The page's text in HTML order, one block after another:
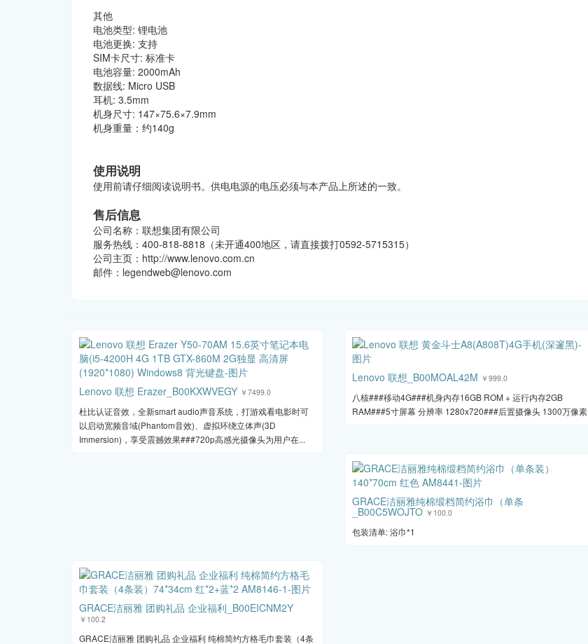
其他
电池类型: 锂电池
电池更换: 支持
SIM卡尺寸: 标准卡
电池容量: 2000mAh
数据线: Micro USB
耳机: 3.5mm
机身尺寸: 147×75.6×7.9mm
机身重量：约140g
使用说明
使用前请仔细阅读说明书。供电电源的电压必须与本产品上所述的一致。
售后信息
公司名称：联想集团有限公司
服务热线：400-818-8818（未开通400地区，请直接拨打0592-5715315）
公司主页：http://www.lenovo.com.cn
邮件：legendweb@lenovo.com
Lenovo 联想 Erazer_B00KXWVEGY ￥7499.0
杜比认证音效，全新smart audio声音系统，打游戏看电影时可
以启动宽频音域(Phantom音效)、虚拟环绕立体声(3D
Immersion)，享受震撼效果###720p高感光摄像头为用户在...
Lenovo 联想_B00MOAL42M ￥999.0
八核###移动4G###机身内存16GB ROM + 运行内存2GB
RAM###5寸屏幕 分辨率 1280x720###后置摄像头 1300万像素
GRACE洁丽雅纯棉缎档简约浴巾（单条
_B00C5WOJTO ￥100.0
包装清单: 浴巾*1
GRACE洁丽雅 团购礼品 企业福利_B00EICNM2Y
￥100.2
GRACE洁丽雅 团购礼品 企业福利 纯棉简约方格毛巾套装（4条